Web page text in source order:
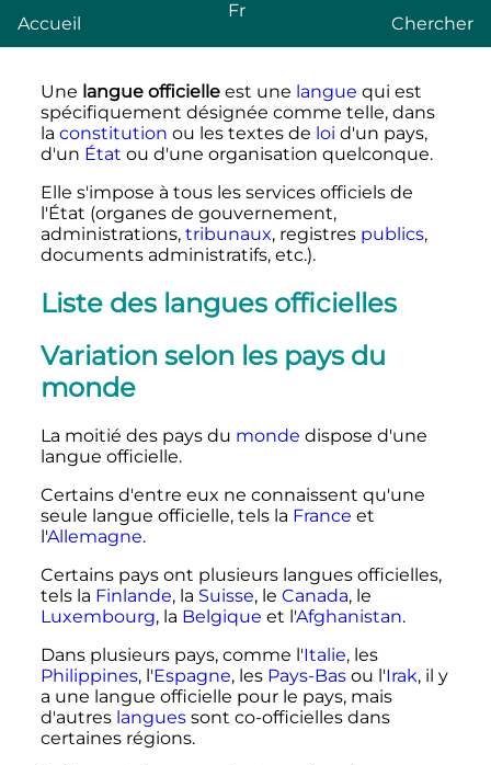
Accueil
Fr
Chercher
Une langue officielleest une langue qui est
spécifiquement désignée comme telle, dans
la constitution ou les textes de loi d'un pays,
d'un État ou d'une organisation quelconque.
Elle s'impose à tous les services officiels de
l'État (organes de gouvernement,
administrations, tribunaux, registres publics,
documents administratifs, etc.).
Liste des langues officielles
Variation selon les pays du
monde
La moitié des pays du monde dispose d'une
langue officielle.
Certains d'entre eux ne connaissent qu'une
seule langue officielle, tels la France et
l'Allemagne.
Certains pays ont plusieurs langues officielles,
tels la Finlande, la Suisse, le Canada, le
Luxembourg, la Belgique et l'Afghanistan.
Dans plusieurs pays, comme l'Italie, les
Philippines, l'Espagne, les Pays-Basou l'Irak, il y
a une langue officielle pour le pays, mais
d'autres languessont co-officielles dans
certaines régions.